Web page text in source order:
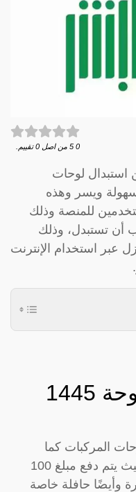
0
5 من اصل 0 تقييم.
استبدال لوحات
ويسر وهذه
للمنصة وذلك
أن تستبدل، وذلك
عبر استخدام الإنترنت
رسوم استبدال اللوحة 1445
المركبات كما
وضحتها إدارة المرور السعودية حيث يتم دفع مبلغ 100
وأيضًا حافلة خاصة